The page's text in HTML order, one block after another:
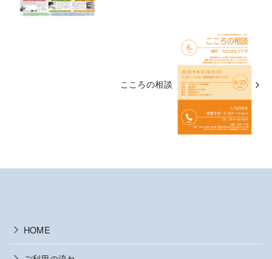
こころの相談
HOME